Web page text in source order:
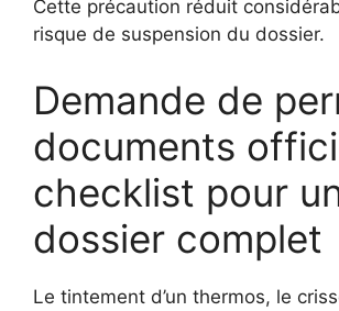
Cette précaution réduit
risque de suspension du dossier.
Demande de
documents
checklist pour
dossier complet
Le tintement d’un thermos, le